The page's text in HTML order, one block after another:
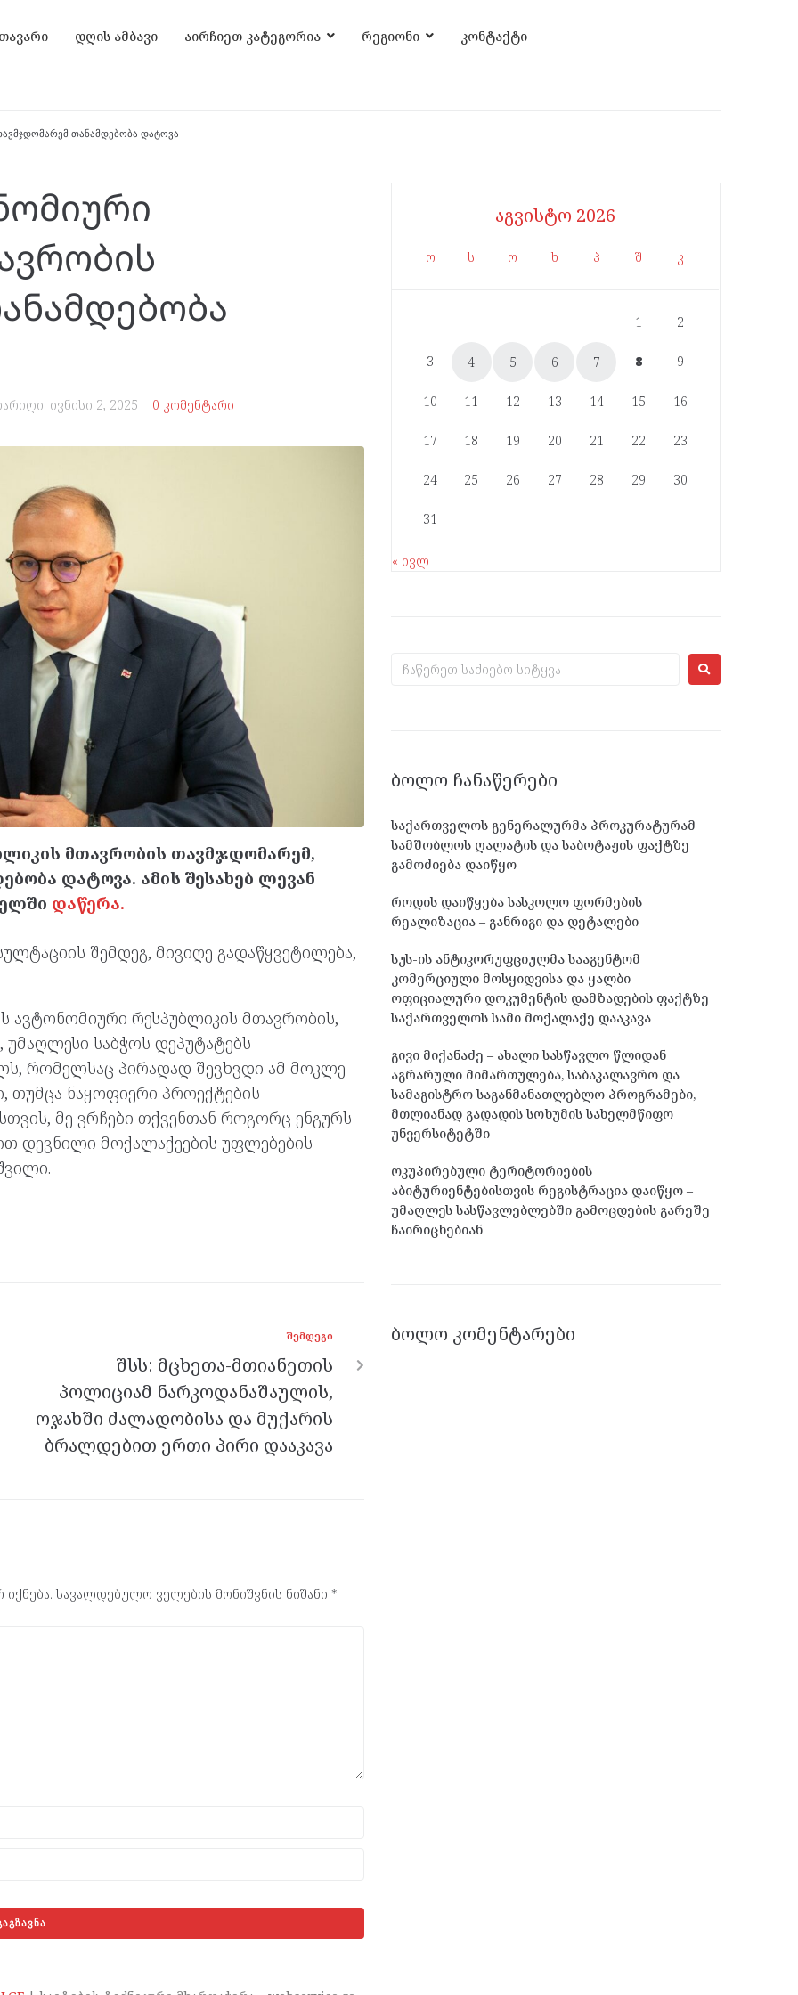
დღის ამბავი აირჩიეთ კატეგორია რეგიონი კონტაქტი
თანამდებობა დატოვა
ივნისი 2, 2025 0 კომენტარი
მთავრობის თავმჯდომარემ,
დატოვა. ამის შესახებ ლევან
დაწერა.
შემდეგ, მივიღე გადაწყვეტილება,
ავტონომიური რესპუბლიკის მთავრობის,
საბჭოს დეპუტატებს
რომელსაც პირადად შევხვდი ამ მოკლე
თუმცა ნაყოფიერი პროექტების
მე ვრჩები თქვენთან როგორც ენგურს
დევნილი მოქალაქეების უფლებების
ᲨᲔᲛᲓᲔᲒᲘ
შსს: მცხეთა-მთიანეთის
პოლიციამ ნარკოდანაშაულის,
ოჯახში ძალადობისა და მუქარის
ბრალდებით ერთი პირი დააკავა
სავალდებულო ველების მონიშვნის ნიშანი *
აგვისტო 2026
ო ს ო ხ პ შ კ
1 2
3 4 5 6 7 8 9
10 11 12 13 14 15 16
17 18 19 20 21 22 23
24 25 26 27 28 29 30
31
« ივლ
ᲑᲝᲚᲝ ᲩᲐᲜᲐᲬᲔᲠᲔᲑᲘ
საქართველოს გენერალურმა პროკურატურამ
სამშობლოს ღალატის და საბოტაჟის ფაქტზე
გამოძიება დაიწყო
როდის დაიწყება სასკოლო ფორმების
რეალიზაცია – განრიგი და დეტალები
სუს-ის ანტიკორუფციულმა სააგენტომ
კომერციული მოსყიდვისა და ყალბი
ოფიციალური დოკუმენტის დამზადების ფაქტზე
საქართველოს სამი მოქალაქე დააკავა
გივი მიქანაძე – ახალი სასწავლო წლიდან
აგრარული მიმართულება, საბაკალავრო და
სამაგისტრო საგანმანათლებლო პროგრამები,
მთლიანად გადადის სოხუმის სახელმწიფო
უნვერსიტეტში
ოკუპირებული ტერიტორიების
აბიტურიენტებისთვის რეგისტრაცია დაიწყო –
უმაღლეს სასწავლებლებში გამოცდების გარეშე
ჩაირიცხებიან
ᲑᲝᲚᲝ ᲙᲝᲛᲔᲜᲢᲐᲠᲔᲑᲘ